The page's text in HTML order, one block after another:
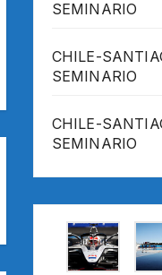
SEMINARIO
CHILE-
SEMINARIO
CHILE-
SEMINARIO